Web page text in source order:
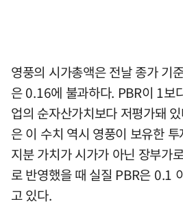
영풍의 시가총액은 전날 종가 기
은 0.16에 불과하다. PBR이 1보
업의 순자산가치보다 저평가돼
은 이 수치 역시 영풍이 보유한
지분 가치가 시가가 아닌 장부가
로 반영했을 때 실질 PBR은 0.1
고 있다.